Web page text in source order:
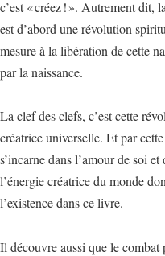
c’est « créez ! ». Autrement dit,
est d’abord une révolution
mesure à la libération de cette
par la naissance.
La clef des clefs, c’est cette
créatrice universelle. Et par
s’incarne dans l’amour de soi
l’énergie créatrice du monde
l’existence dans ce livre.
Il découvre aussi que le